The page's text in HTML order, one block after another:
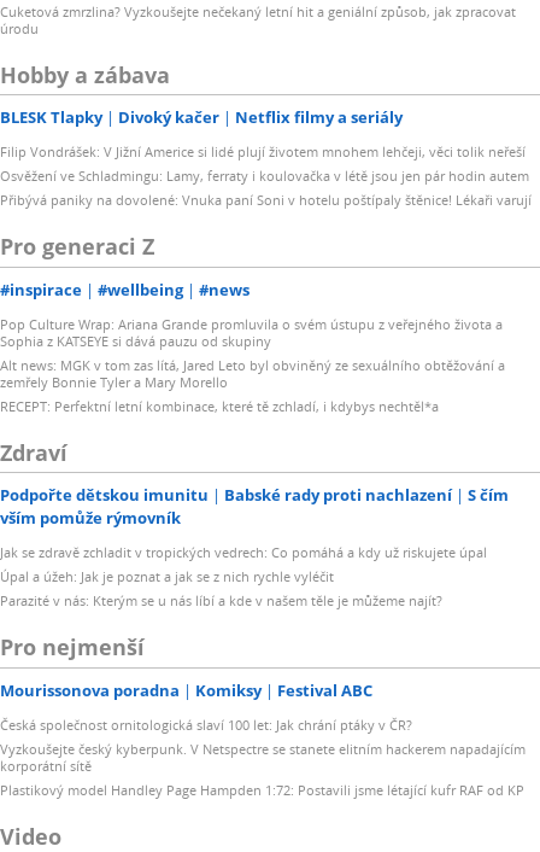
Cuketová zmrzlina? Vyzkoušejte nečekaný letní hit a geniální způsob, jak zpracovat
úrodu
Hobby a zábava
BLESK Tlapky Divoký kačer Netflix filmy a seriály
Filip Vondrášek: V Jižní Americe si lidé plují životem mnohem lehčeji, věci tolik neřeší
Osvěžení ve Schladmingu: Lamy, ferraty i koulovačka v létě jsou jen pár hodin autem
Přibývá paniky na dovolené: Vnuka paní Soni v hotelu poštípaly štěnice! Lékaři varují
Pro generaci Z
#inspirace #wellbeing #news
Pop Culture Wrap: Ariana Grande promluvila o svém ústupu z veřejného života a
Sophia z KATSEYE si dává pauzu od skupiny
Alt news: MGK v tom zas lítá, Jared Leto byl obviněný ze sexuálního obtěžování a
zemřely Bonnie Tyler a Mary Morello
RECEPT: Perfektní letní kombinace, které tě zchladí, i kdybys nechtěl*a
Zdraví
Podpořte dětskou imunitu Babské rady proti nachlazení
S čím
vším pomůže rýmovník
Jak se zdravě zchladit v tropických vedrech: Co pomáhá a kdy už riskujete úpal
Úpal a úžeh: Jak je poznat a jak se z nich rychle vyléčit
Parazité v nás: Kterým se u nás líbí a kde v našem těle je můžeme najít?
Pro nejmenší
Mourissonova poradna Komiksy Festival ABC
Česká společnost ornitologická slaví 100 let: Jak chrání ptáky v ČR?
Vyzkoušejte český kyberpunk. V Netspectre se stanete elitním hackerem napadajícím
korporátní sítě
Plastikový model Handley Page Hampden 1:72: Postavili jsme létající kufr RAF od KP
Video